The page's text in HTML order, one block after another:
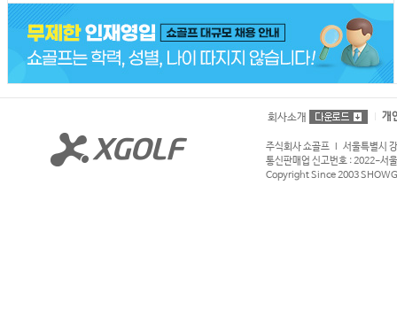
회사소개 개
주식회사 쇼골프 l 서울특별시
통신판매업 신고번호 : 2022-
Copyright Since 2003